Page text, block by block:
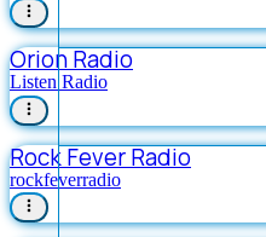
Orion Radio
Listen Radio
Rock Fever Radio
rockfeverradio